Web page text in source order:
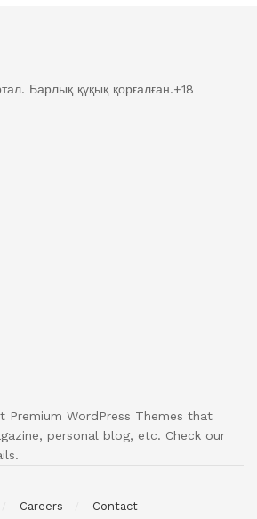
Барлық қүқық қорғалған.+18
Premium WordPress Themes that
personal blog, etc. Check our
Careers Contact